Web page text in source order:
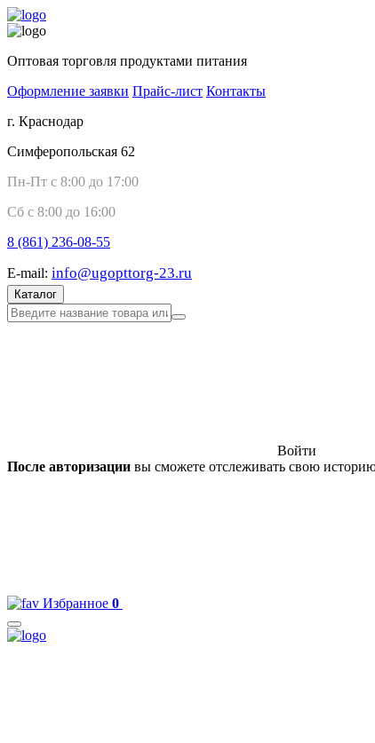
Оптовая торговля продуктами питания
Оформление заявки Прайс-лист Контакты
г. Краснодар
Симферопольская 62
Пн-Пт с 8:00 до 17:00
Сб с 8:00 до 16:00
8 (861) 236-08-55
E-mail: info@ugopttorg-23.ru
Каталог
Войти
После авторизации вы сможете отслеживать свою
Избранное 0